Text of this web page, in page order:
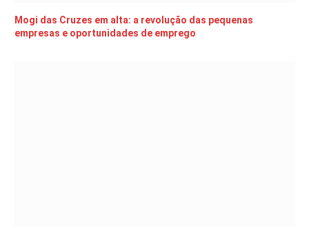
Mogi das Cruzes em alta: a revolução das pequenas
empresas e oportunidades de emprego